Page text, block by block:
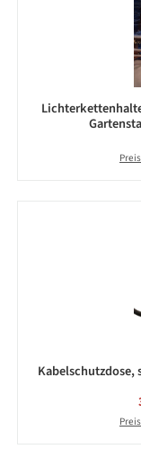
Kabelschutzdose,